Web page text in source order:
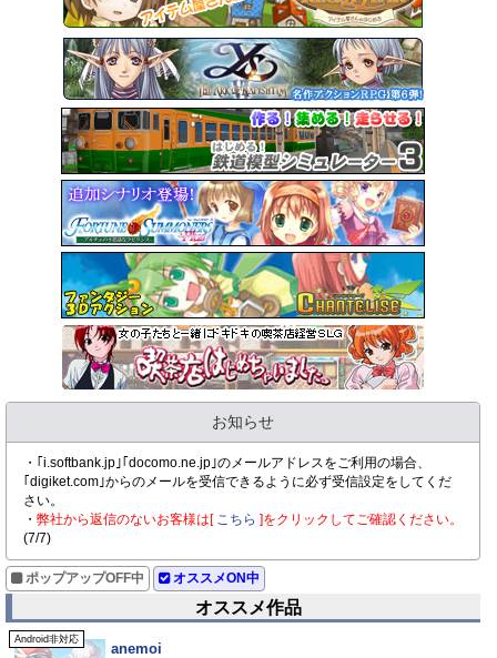
お知らせ
・｢i.softbank.jp｣｢docomo.ne.jp｣のメールアドレスをご利用の場合、
｢digiket.com｣からのメールを受信できるように必ず受信設定をしてくだ
さい。
・ 弊社から返信のないお客様は[ こちら ]をクリックしてご確認ください。
(7/7)
ポップアップOFF中 オススメON中
オススメ作品
Android非対応
anemoi